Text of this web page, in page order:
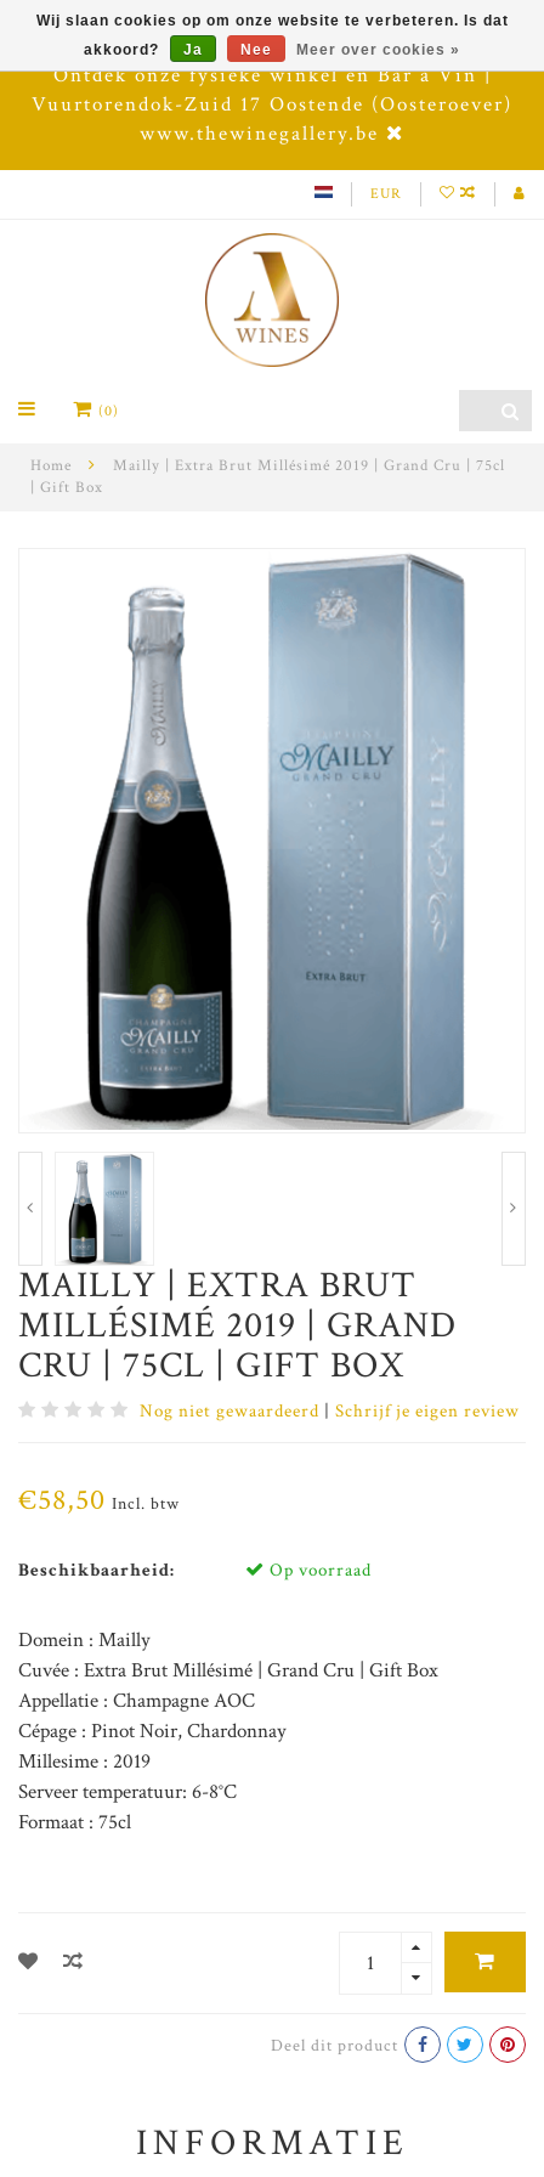
Ontdek onze fysieke winkel en Bar à Vin |
Vuurtorendok-Zuid 17 Oostende (Oosteroever)
www.thewinegallery.be
EUR
(0)
Home
Mailly | Extra Brut Millésimé 2019 | Grand Cru | 75cl
| Gift Box
MAILLY | EXTRA BRUT
MILLÉSIMÉ 2019 | GRAND
CRU | 75CL | GIFT BOX
Nog niet gewaardeerd | Schrijf je eigen review
€58,50 Incl. btw
Beschikbaarheid: Op voorraad
Domein : Mailly
Cuvée : Extra Brut Millésimé | Grand Cru | Gift Box
Appellatie : Champagne AOC
Cépage : Pinot Noir, Chardonnay
Millesime : 2019
Serveer temperatuur: 6-8°C
Formaat : 75cl
Deel dit product
INFORMATIE
Wij slaan cookies op om onze website te verbeteren. Is dat
akkoord?
Ja Nee Meer over cookies »